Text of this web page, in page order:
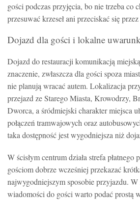
gości podczas przyjęcia, bo nie trzeba co
przesuwać krzeseł ani przeciskać się
Dojazd dla gości i lokalne
Dojazd do restauracji komunikacją
znaczenie, zwłaszcza dla gości spoza
nie planują wracać autem. Lokalizacja
przejazd ze Starego Miasta, Krowodrzy,
Dworca, a śródmiejski charakter miejsca
połączeń tramwajowych oraz
taka dostępność jest wygodniejsza niż
W ścisłym centrum działa strefa płatnego
gościom dobrze wcześniej przekazać
najwygodniejszym sposobie przyjazdu. W
wiadomości do gości warto podać prostą